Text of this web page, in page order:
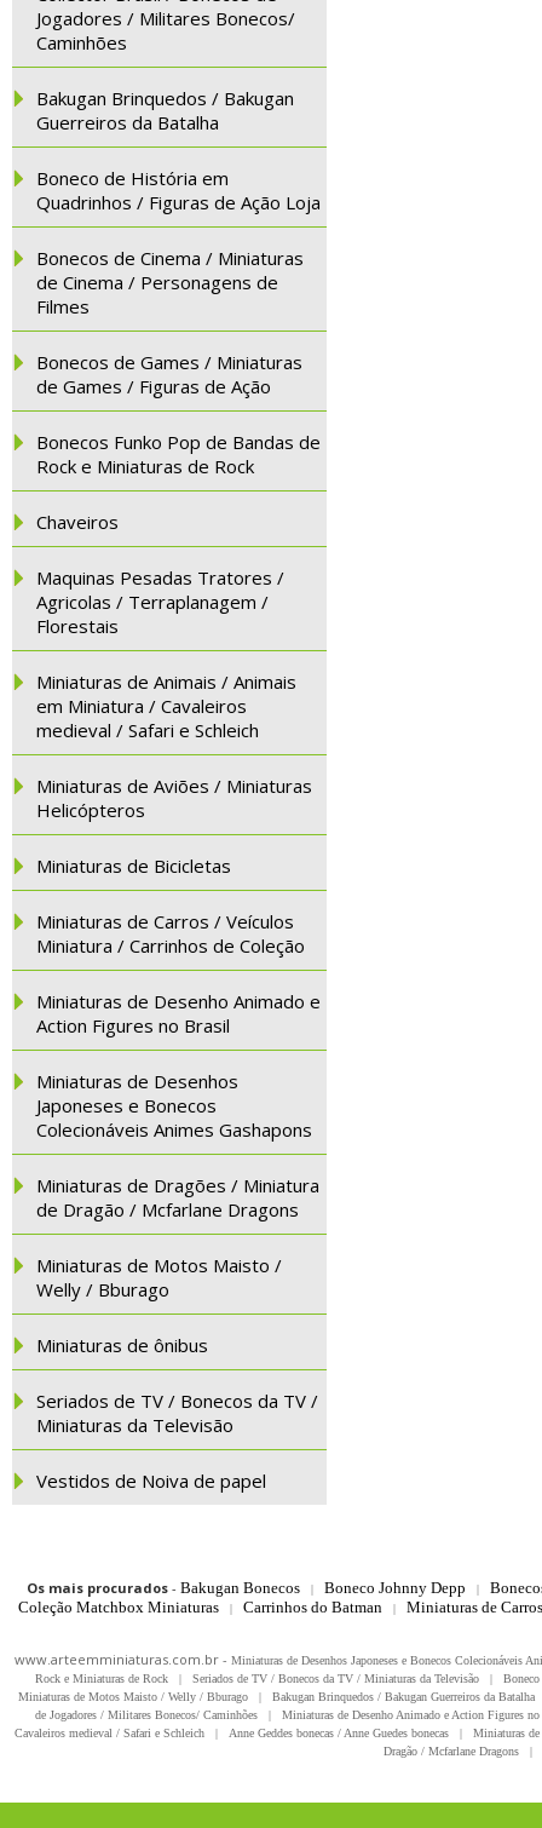
Jogadores / Militares Bonecos/
Caminhões
Bakugan Brinquedos / Bakugan
Guerreiros da Batalha
Boneco de História em
Quadrinhos / Figuras de Ação Loja
Bonecos de Cinema / Miniaturas
de Cinema / Personagens de
Filmes
Bonecos de Games / Miniaturas
de Games / Figuras de Ação
Bonecos Funko Pop de Bandas de
Rock e Miniaturas de Rock
Chaveiros
Maquinas Pesadas Tratores /
Agricolas / Terraplanagem /
Florestais
Miniaturas de Animais / Animais
em Miniatura / Cavaleiros
medieval / Safari e Schleich
Miniaturas de Aviões / Miniaturas
Helicópteros
Miniaturas de Bicicletas
Miniaturas de Carros / Veículos
Miniatura / Carrinhos de Coleção
Miniaturas de Desenho Animado e
Action Figures no Brasil
Miniaturas de Desenhos
Japoneses e Bonecos
Colecionáveis Animes Gashapons
Miniaturas de Dragões / Miniatura
de Dragão / Mcfarlane Dragons
Miniaturas de Motos Maisto /
Welly / Bburago
Miniaturas de ônibus
Seriados de TV / Bonecos da TV /
Miniaturas da Televisão
Vestidos de Noiva de papel
Os mais procurados- Bakugan Bonecos | Boneco Johnny Depp |
Coleção Matchbox Miniaturas
| Carrinhos do Batman | Miniaturas de
www.arteemminiaturas.com.br - Miniaturas de Desenhos Japoneses e Bonecos Colecionáveis
Rock e Miniaturas de Rock
| Seriados de TV / Bonecos da TV / Miniaturas da Televisão |
Miniaturas de Motos Maisto / Welly / Bburago
| Bakugan Brinquedos / Bakugan Guerreiros da Batalha
de Jogadores / Militares Bonecos/ Caminhões
|
Miniaturas de Desenho Animado e Action Figures
Cavaleiros medieval / Safari e Schleich
| Anne Geddes bonecas / Anne Guedes bonecas |
Miniaturas
Dragão / Mcfarlane Dragons
|